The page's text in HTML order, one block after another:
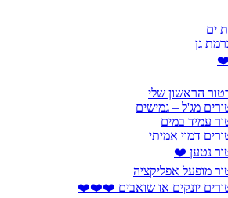
ים
גן
❤️
הראשון שלי
מג'ל – גמישים
עמיד במים
דמוי אמיתי
נטען ❤️
מופעל אפליקציה
יונקים או שואבים ❤️❤️❤️